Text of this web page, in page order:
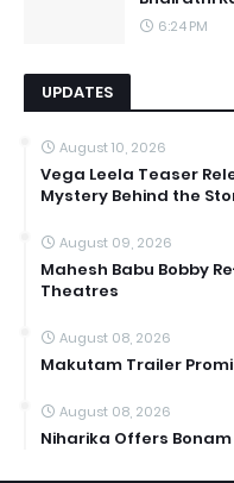
6:24 PM
UPDATES
August 10, 2026
Vega Leela Teaser
Mystery Behind the
August 09, 2026
Mahesh Babu Bobby
Theatres
August 08, 2026
Makutam Trailer
August 08, 2026
Niharika Offers